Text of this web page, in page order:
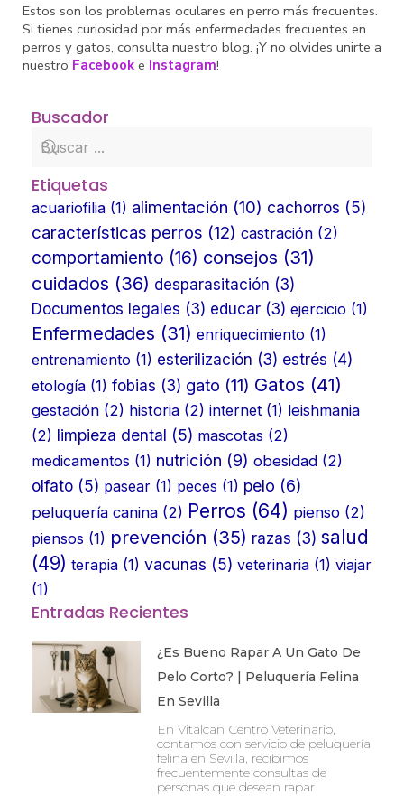
Estos son los problemas oculares en perro más frecuentes.
Si tienes curiosidad por más enfermedades frecuentes en
perros y gatos, consulta nuestro blog. ¡Y no olvides unirte a
nuestro Facebook e Instagram!
Buscador
Etiquetas
acuariofilia (1) alimentación (10) cachorros (5)
características perros (12) castración (2)
comportamiento (16) consejos (31)
cuidados (36) desparasitación (3)
Documentos legales (3) educar (3) ejercicio (1)
Enfermedades (31) enriquecimiento (1)
entrenamiento (1) esterilización (3) estrés (4)
etología (1) fobias (3) gato (11) Gatos (41)
gestación (2) historia (2) internet (1) leishmania
(2) limpieza dental (5) mascotas (2)
medicamentos (1) nutrición (9) obesidad (2)
olfato (5) pasear (1) peces (1) pelo (6)
peluquería canina (2) Perros (64) pienso (2)
piensos (1) prevención (35) razas (3) salud
(49) terapia (1) vacunas (5) veterinaria (1) viajar
(1)
Entradas Recientes
¿Es Bueno Rapar A Un Gato De
Pelo Corto? | Peluquería Felina
En Sevilla
En Vitalcan Centro Veterinario,
contamos con servicio de peluquería
felina en Sevilla, recibimos
frecuentemente consultas de
personas que desean rapar